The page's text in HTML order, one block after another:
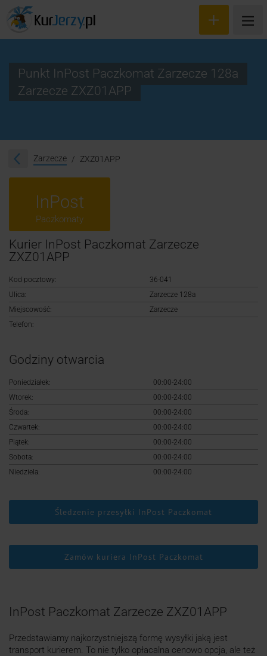
Śledzenie przesyłki
Rejestracja
Punkt InPost Paczkomat Zarzecze 128a
Zarzecze ZXZ01APP
Zarzecze ZXZ01APP
InPost
Paczkomaty
Kurier InPost Paczkomat Zarzecze
ZXZ01APP
Kod pocztowy:
36-041
Ulica:
Zarzecze 128a
Miejscowość:
Zarzecze
Telefon:
Godziny otwarcia
Poniedziałek:
00:00-24:00
Wtorek:
00:00-24:00
Środa:
00:00-24:00
Czwartek:
00:00-24:00
Piątek:
00:00-24:00
Sobota:
00:00-24:00
Niedziela:
00:00-24:00
Śledzenie przesyłki InPost Paczkomat
Zamów kuriera InPost Paczkomat
InPost Paczkomat Zarzecze ZXZ01APP
Przedstawiamy najkorzystniejszą formę wysyłki jaką jest
transport kurierem. To nie tylko opłacalna cenowo opcja, ale też